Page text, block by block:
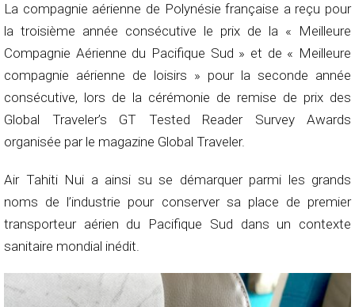
La compagnie aérienne de Polynésie française a reçu pour
la troisième année consécutive le prix de la « Meilleure
Compagnie Aérienne du Pacifique Sud » et de « Meilleure
compagnie aérienne de loisirs » pour la seconde année
consécutive, lors de la cérémonie de remise de prix des
Global Traveler’s GT Tested Reader Survey Awards
organisée par le magazine Global Traveler.
Air Tahiti Nui a ainsi su se démarquer parmi les grands
noms de l’industrie pour conserver sa place de premier
transporteur aérien du Pacifique Sud dans un contexte
sanitaire mondial inédit.